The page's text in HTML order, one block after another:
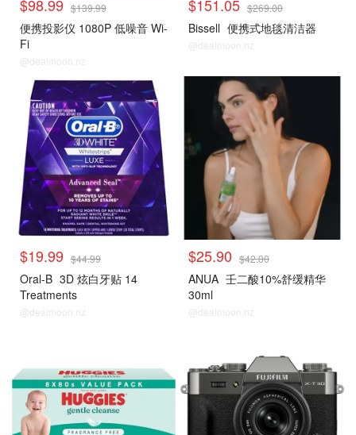
$98.99 $139.99
便携投影仪 1080P 低噪音 Wi-
Fi
@dealmoon.nz
$151.05 $269.00
Bissell 便携式地毯清洁器
@dealmoon.nz
$19.99 $44.99
Oral-B 3D 炫白牙贴 14
Treatments
@dealmoon.nz
$25.90 $42.00
ANUA 壬二酸10%舒缓精华
30ml
@dealmoon.nz